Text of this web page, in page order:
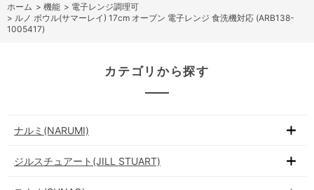
ホーム > 機能 > 電子レンジ調理可
> ルノ ボウル(サマーレイ) 17cm オーブン 電子レンジ 食洗機対応 (ARB138-
1005417)
カテゴリから探す
ナルミ(NARUMI)
ジルスチュアート(JILL STUART)